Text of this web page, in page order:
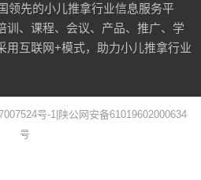
领先的小儿推拿行业信息服务平
训、课程、会议、产品、推广、学
用互联网+模式，助力小儿推拿行业
号-1 陕公网安备61019602000634
号